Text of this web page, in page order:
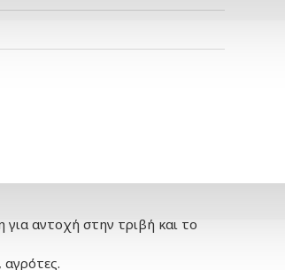
για αντοχή στην τριβή και το
αγρότες.